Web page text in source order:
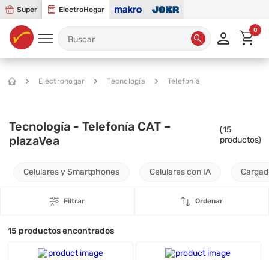
Super ElectroHogar
0
Electrohogar Tecnología Telefonía
Tecnología - Telefonía CAT –
plazaVea
(15
productos)
Celulares y Smartphones Celulares con IA
Filtrar Ordenar
15 productos encontrados